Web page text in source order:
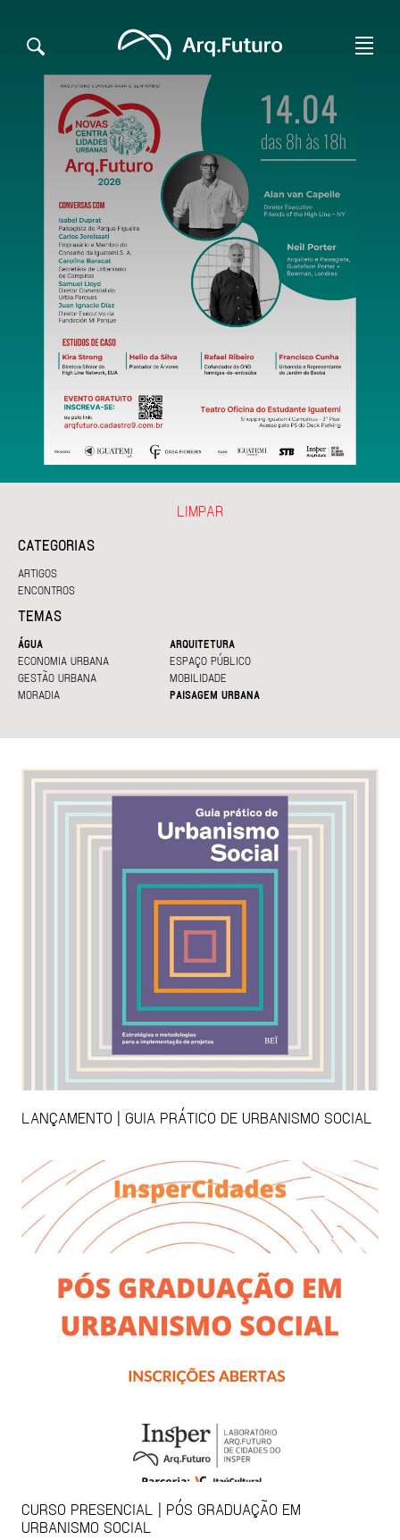
CATEGORIAS
ARTIGOS
ENCONTROS
TEMAS
ÁGUA
ARQUITETURA
ECONOMIA URBANA
ESPAÇO PÚBLICO
GESTÃO URBANA
MOBILIDADE
MORADIA
PAISAGEM URBANA
LIMPAR
LANÇAMENTO | GUIA PRÁTICO DE URBANISMO SOCIAL
CURSO PRESENCIAL | PÓS GRADUAÇÃO EM
URBANISMO SOCIAL